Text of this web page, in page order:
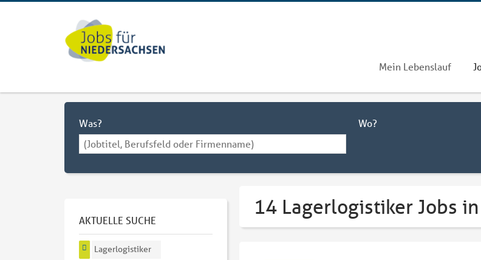
Mein Lebenslauf
Was? Wo?
14 Lagerlogistiker Jobs
AKTUELLE SUCHE
Lagerlogistiker